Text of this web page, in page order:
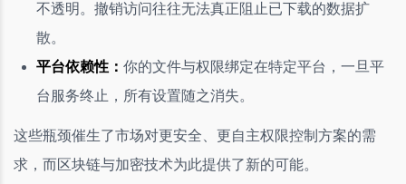
不透明。撤销访问往往无法真正阻止已下载的数据扩
散。
平台依赖性： 你的文件与权限绑定在特定平台，一旦平
台服务终止，所有设置随之消失。
这些瓶颈催生了市场对更安全、更自主权限控制方案的需
求，而区块链与加密技术为此提供了新的可能。